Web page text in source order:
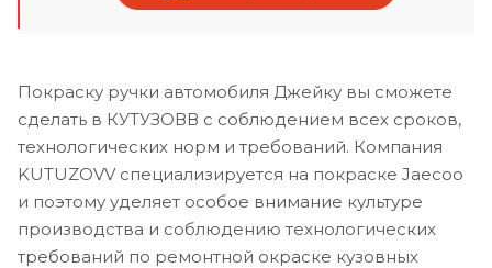
Покраску ручки автомобиля Джейку вы сможете
сделать в КУТУЗОВВ с соблюдением всех сроков,
технологических норм и требований. Компания
KUTUZOVV специализируется на покраске Jaecoo
и поэтому уделяет особое внимание культуре
производства и соблюдению технологических
требований по ремонтной окраске кузовных